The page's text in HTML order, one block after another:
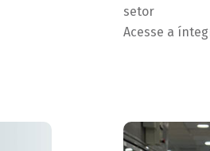
setor
Acesse a